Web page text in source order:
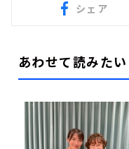
シェア
あわせて読みたい